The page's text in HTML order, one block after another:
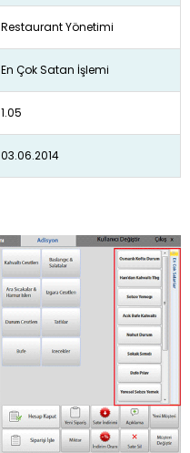
Restaurant Yönetimi
En Çok Satan İşlemi
1.05
03.06.2014